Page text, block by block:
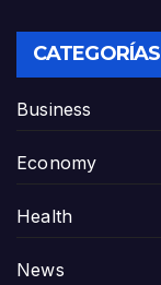
CATEGORÍAS
Business
Economy
Health
News